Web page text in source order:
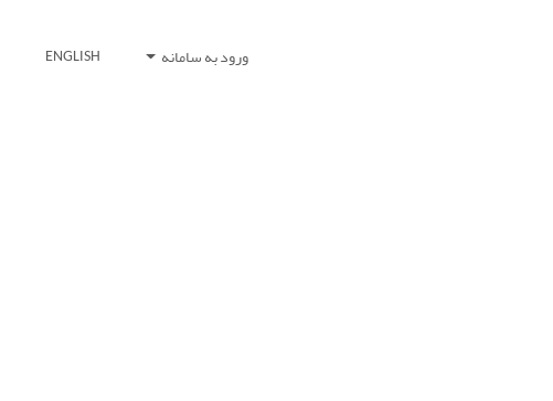
ورود به سامانه ENGLISH